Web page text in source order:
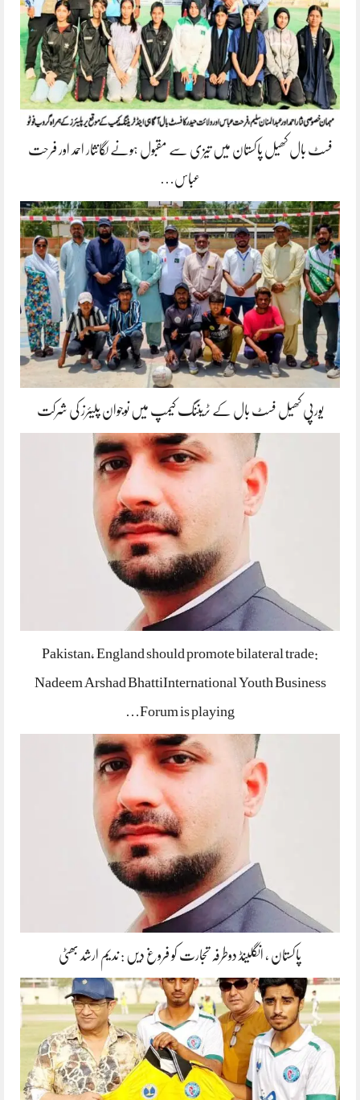
فسٹ بال کھیل پاکستان میں تیزی سے مقبول ہونے لگانثار احمد اور فرحت
عباس…
یورپی کھیل فسٹ بال کے ٹریننگ کیمپ میں نوجوان پلیئرز کی شرکت
Pakistan, England should promote bilateral trade:
Nadeem Arshad BhattiInternational Youth Business
Forum is playing…
پاکستان ، انگلینڈ دوطرفہ تجارت کو فروغ دیں : ندیم ارشد بھٹی